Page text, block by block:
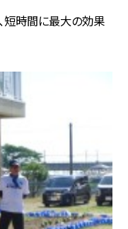
短時間に最大の効果